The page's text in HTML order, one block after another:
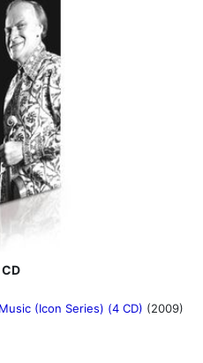
(Icon Series) (4 CD) (2009)